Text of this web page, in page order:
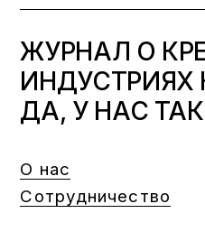
ЖУРНАЛ О
ИНДУСТРИЯХ
ДА, У НАС
О нас
Сотрудничество